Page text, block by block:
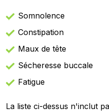
Somnolence
Constipation
Maux de tête
Sécheresse buccale
Fatigue
La liste ci-dessus n'inclut